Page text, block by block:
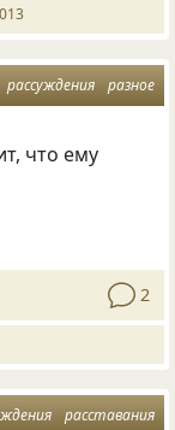
рассуждения разное
что ему
2
расставания